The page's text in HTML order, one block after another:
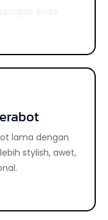
lama dengan
stylish, awet,
lama
sesuai standar